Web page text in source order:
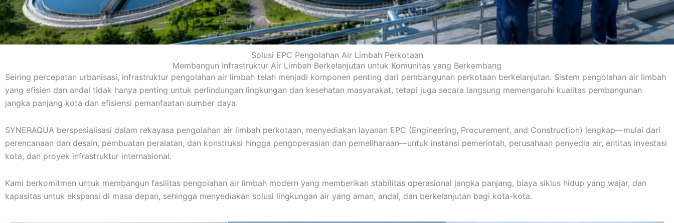
Solusi EPC Pengolahan Air Limbah Perkotaan
Membangun Infrastruktur Air Limbah Berkelanjutan untuk Komunitas yang Berkembang
Seiring percepatan urbanisasi, infrastruktur pengolahan air limbah telah menjadi komponen penting dari pembangunan perkotaan berkelanjutan. Sistem pengolahan air limbah
yang efisien dan andal tidak hanya penting untuk perlindungan lingkungan dan kesehatan masyarakat, tetapi juga secara langsung memengaruhi kualitas pembangunan
jangka panjang kota dan efisiensi pemanfaatan sumber daya.
SYNERAQUA berspesialisasi dalam rekayasa pengolahan air limbah perkotaan, menyediakan layanan EPC (Engineering, Procurement, and Construction) lengkap—mulai dari
perencanaan dan desain, pembuatan peralatan, dan konstruksi hingga pengoperasian dan pemeliharaan—untuk instansi pemerintah, perusahaan penyedia air, entitas investasi
kota, dan proyek infrastruktur internasional.
Kami berkomitmen untuk membangun fasilitas pengolahan air limbah modern yang memberikan stabilitas operasional jangka panjang, biaya siklus hidup yang wajar, dan
kapasitas untuk ekspansi di masa depan, sehingga menyediakan solusi lingkungan air yang aman, andal, dan berkelanjutan bagi kota-kota.